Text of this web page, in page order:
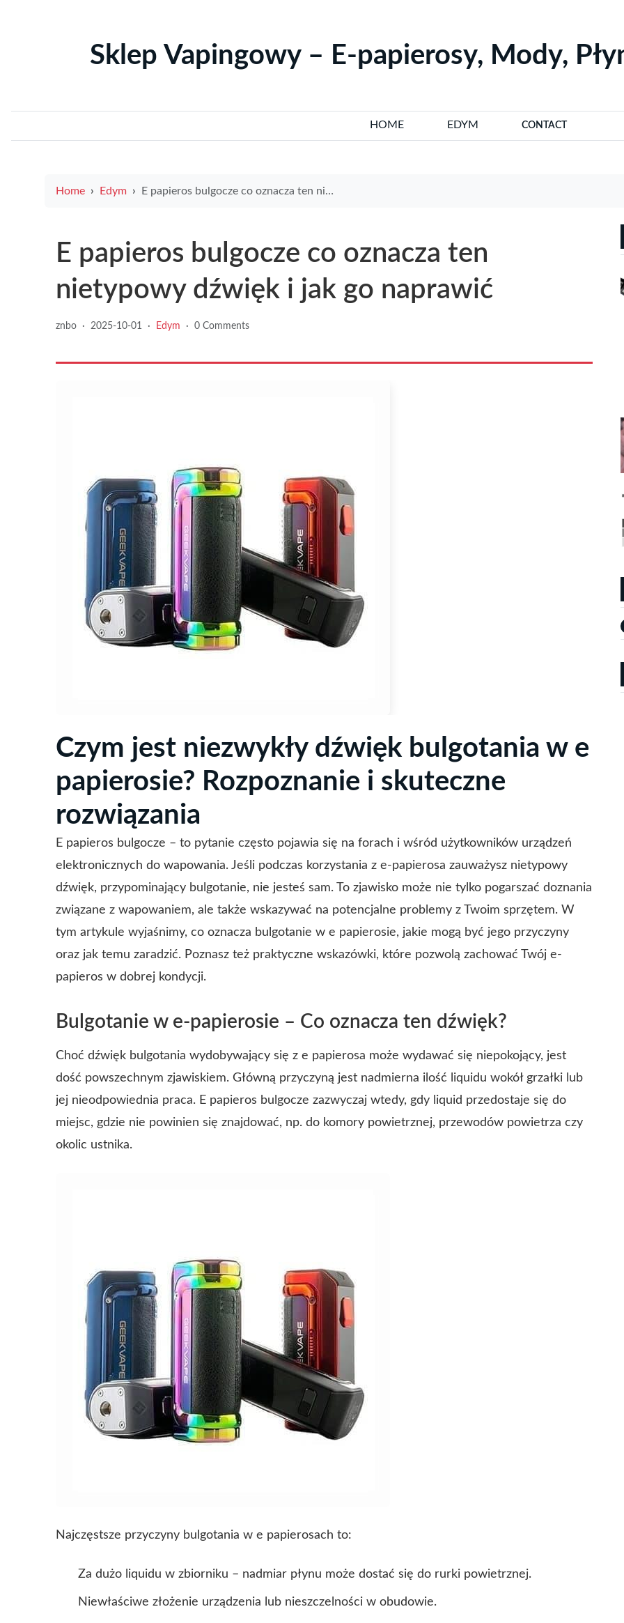
Sklep Vapingowy – E-papierosy, Mody,
HOME EDYM CONTACT
Home Edym E papieros bulgocze co oznacza ten nietypowy dźwięk i jak go naprawić
E papieros bulgocze co oznacza ten
nietypowy dźwięk i jak go naprawić
znbo · 2025-10-01 · Edym · 0 Comments
Czym jest niezwykły dźwięk bulgotania w e
papierosie? Rozpoznanie i skuteczne
rozwiązania
E papieros bulgocze – to pytanie często pojawia się na forach i wśród użytkowników urządzeń
elektronicznych do wapowania. Jeśli podczas korzystania z e-papierosa zauważysz nietypowy
dźwięk, przypominający bulgotanie, nie jesteś sam. To zjawisko może nie tylko pogarszać doznania
związane z wapowaniem, ale także wskazywać na potencjalne problemy z Twoim sprzętem. W
tym artykule wyjaśnimy, co oznacza bulgotanie w e papierosie, jakie mogą być jego przyczyny
oraz jak temu zaradzić. Poznasz też praktyczne wskazówki, które pozwolą zachować Twój e-
papieros w dobrej kondycji.
Bulgotanie w e-papierosie – Co oznacza ten dźwięk?
Choć dźwięk bulgotania wydobywający się z e papierosa może wydawać się niepokojący, jest
dość powszechnym zjawiskiem. Główną przyczyną jest nadmierna ilość liquidu wokół grzałki lub
jej nieodpowiednia praca. E papieros bulgocze zazwyczaj wtedy, gdy liquid przedostaje się do
miejsc, gdzie nie powinien się znajdować, np. do komory powietrznej, przewodów powietrza czy
okolic ustnika.
Najczęstsze przyczyny bulgotania w e papierosach to:
Za dużo liquidu w zbiorniku – nadmiar płynu może dostać się do rurki powietrznej.
Niewłaściwe złożenie urządzenia lub nieszczelności w obudowie.